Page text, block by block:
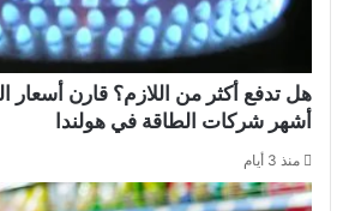
هل تدفع أكثر من اللازم؟ قارن أسعار
أشهر شركات الطاقة في هولندا
منذ 3 أيام